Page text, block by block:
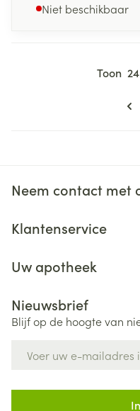
Niet beschikbaar
Toon
Neem contact met
Klantenservice
Uw apotheek
Nieuwsbrief
Blijf op de hoogte van